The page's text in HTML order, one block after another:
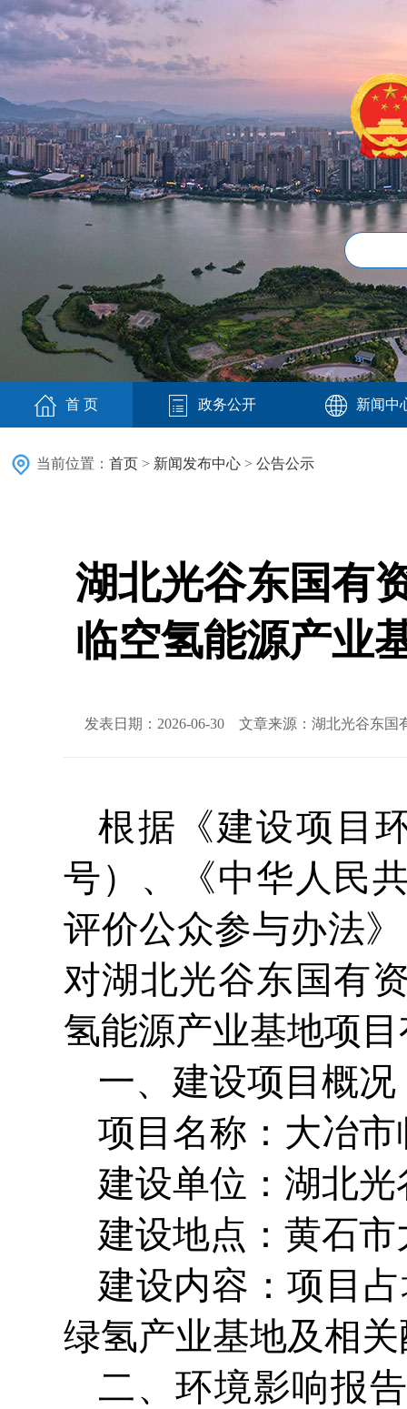
首 页 政务公开 新闻中
当前位置： 首页 > 新闻发布中心 > 公告公示
湖北光谷东国有
临空氢能源产业
发表日期：2026-06-30 文章来源：湖北光谷东国
根据《建设项目
号）、《中华人民
评价公众参与办法
对湖北光谷东国有
氢能源产业基地项
一、建设项目概况
项目名称：大冶
建设单位：湖北
建设地点：黄石
建设内容：项目
绿氢产业基地及相
二、环境影响报